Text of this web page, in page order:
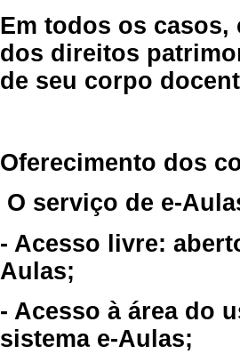
Em todos os casos,
dos direitos
de seu corpo
Oferecimento dos
O serviço de e-
- Acesso livre:
Aulas;
- Acesso à área do
sistema e-Aulas;